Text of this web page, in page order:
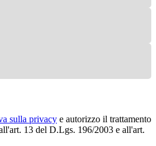
sulla privacy e autorizzo il trattamento
13 del D.Lgs. 196/2003 e all'art.